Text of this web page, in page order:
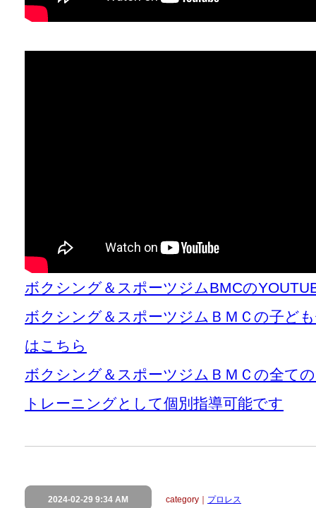
ボクシング＆スポーツジムBMCの
ボクシング＆スポーツジムＢＭＣの子ど
はこちら
ボクシング＆スポーツジムＢＭＣの全て
トレーニングとして個別指導可能です
2024-02-29 9:34 AM category｜ プロレス